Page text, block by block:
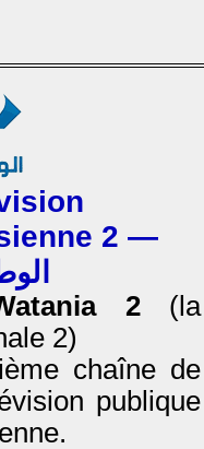
2 —
2(la
2)
chaîne de
publique